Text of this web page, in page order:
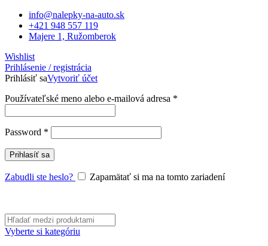
info@nalepky-na-auto.sk
+421 948 557 119
Majere 1, Ružomberok
Wishlist
Prihlásenie / registrácia
Prihlásiť saVytvoriť účet
Používateľské meno alebo e-mailová adresa *
Password *
Prihlasíť sa
Zabudli ste heslo? Zapamätať si ma na tomto zariadení
Vyberte si kategóriu